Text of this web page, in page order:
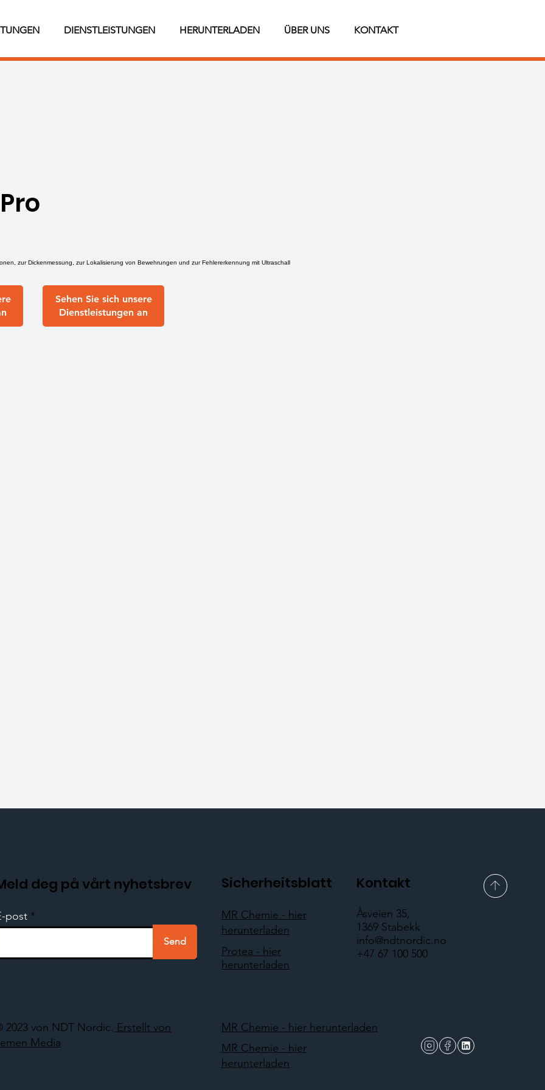
DIENSTLEISTUNGEN HERUNTERLADEN ÜBER UNS KONTAKT
zur Dickenmessung, zur Lokalisierung von Bewehrungen und zur Fehlererkennung mit Ultraschall
Sehen Sie sich unsere
Dienstleistungen an
Sicherheitsblatt
MR Chemie - hier
herunterladen
Protea - hier
herunterladen
Kontakt
Åsveien 35,
1369 Stabekk
info@ndtnordic.no
+47 67 100 500
2023 von NDT Nordic. Erstellt von
Media
deg på vårt nyhetsbrev
post
Send
MR Chemie - hier herunterladen
MR Chemie - hier
herunterladen